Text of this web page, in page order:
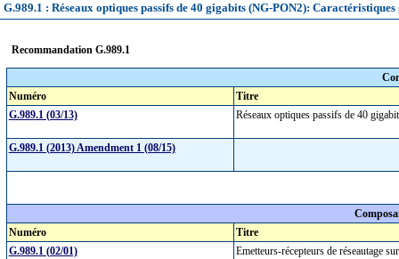
G.989.1 : Réseaux optiques passifs de 40 gigabits (NG-PON2): Caractéristiques
Recommandation G.989.1
Numéro
Titre
G.989.1 (03/13)
Réseaux optiques passifs de 40
G.989.1 (2013) Amendment 1 (08/15)
Numéro
Titre
G.989.1 (02/01)
Emetteurs-récepteurs de réseautage